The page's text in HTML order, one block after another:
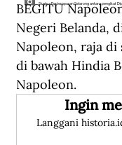
Sketsa Pertempuran Selarong antara pengikut
BEGITU
Negeri Belanda,
Napoleon, raja di
di bawah Hindia
Napoleon.
Ingin
Langgani